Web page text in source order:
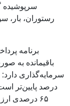
سرپوشیده
رستوران، بار،
باقیمانده به
۶۵ درصدی